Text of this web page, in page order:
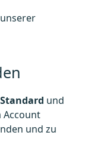
Standard und
Account
und zu